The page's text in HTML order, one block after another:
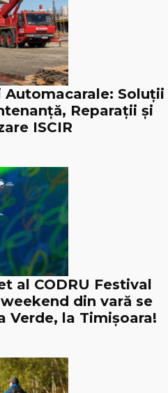
Automacarale: Soluții
Reparații și
ISCIR
al CODRU Festival
din vară se
Verde, la Timișoara!